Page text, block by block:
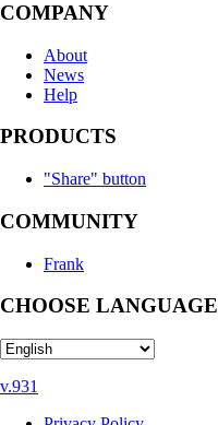
COMPANY
About
News
Help
PRODUCTS
"Share" button
COMMUNITY
Frank
CHOOSE LANGUAGE
v.931